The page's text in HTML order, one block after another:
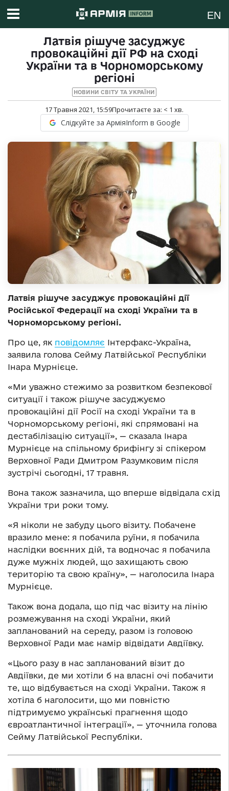
EN
Латвія рішуче засуджує
провокаційні дії РФ на сході
України та в Чорноморському
регіоні
НОВИНИ СВІТУ ТА УКРАЇНИ
17 Травня 2021, 15:59Прочитаєте за: < 1 хв.
Слідкуйте за АрміяInform в Google
Латвія рішуче засуджує провокаційні дії
Російської Федерації на сході України та в
Чорноморському регіоні.
Про це, як повідомляє Інтерфакс-Україна,
заявила голова Сейму Латвійської Республіки
Інара Мурнієце.
«Ми уважно стежимо за розвитком безпекової
ситуації і також рішуче засуджуємо
провокаційні дії Росії на сході України та в
Чорноморському регіоні, які спрямовані на
дестабілізацію ситуації», — сказала Інара
Мурнієце на спільному брифінгу зі спікером
Верховної Ради Дмитром Разумковим після
зустрічі сьогодні, 17 травня.
Вона також зазначила, що вперше відвідала схід
України три роки тому.
«Я ніколи не забуду цього візиту. Побачене
вразило мене: я побачила руїни, я побачила
наслідки воєнних дій, та водночас я побачила
дуже мужніх людей, що захищають свою
територію та свою країну», — наголосила Інара
Мурнієце.
Також вона додала, що під час візиту на лінію
розмежування на сході України, який
запланований на середу, разом із головою
Верховної Ради має намір відвідати Авдіївку.
«Цього разу в нас запланований візит до
Авдіївки, де ми хотіли б на власні очі побачити
те, що відбувається на сході України. Також я
хотіла б наголосити, що ми повністю
підтримуємо українські прагнення щодо
євроатлантичної інтеграції», — уточнила голова
Сейму Латвійської Республіки.